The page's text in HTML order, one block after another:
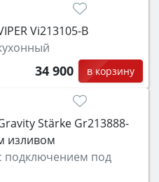
Vi213105-B
34 900 в корзину
Stärke Gr213888-
изливом
подключением под